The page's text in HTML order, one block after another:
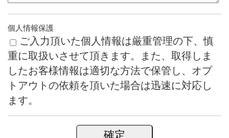
個人情報保護
ご入力頂いた個人情報は厳重管理の下、慎
重に取扱いさせて頂きます。また、取得しま
したお客様情報は適切な方法で保管し、オプ
トアウトの依頼を頂いた場合は迅速に対応し
ます。